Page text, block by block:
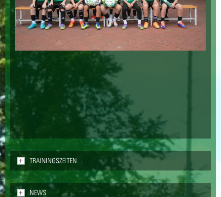
ANZEIGEN
TRAININGSZEITEN
ANZEIGEN
NEWS